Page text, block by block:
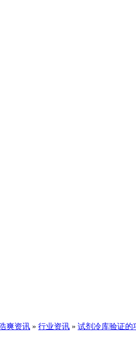
爽资讯 » 行业资讯 » 试剂冷库验证的